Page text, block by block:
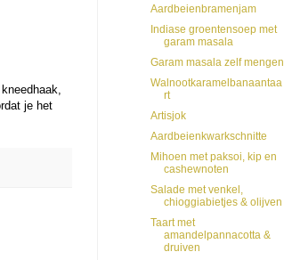
je het
Aardbeienbramenjam
Indiase groentensoep met
garam masala
Garam masala zelf mengen
Walnootkaramelbanaantaa
rt
Artisjok
Aardbeienkwarkschnitte
Mihoen met paksoi, kip en
cashewnoten
Salade met venkel,
chioggiabietjes & olijven
Taart met
amandelpannacotta &
druiven